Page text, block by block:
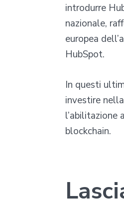
introdurre
nazionale,
europea
HubSpot.
In questi
investire
l’abilitazione
blockchain.